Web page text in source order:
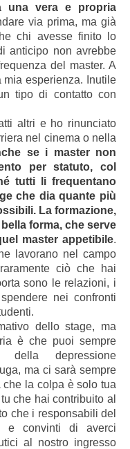
una vera e propria
via prima, ma già
chi avesse finito lo
anticipo non avrebbe
del master. A
esperienza. Inutile
tipo di contatto con
altri e ho rinunciato
nel cinema o nella
se i master non
per statuto, col
tutti li frequentano
che dia quante più
La formazione,
forma, che serve
master appetibile.
lavorano nel campo
ciò che hai
sono le relazioni, i
nei confronti
dello stage, ma
è che puoi sempre
della depressione
ma ci sarà sempre
la colpa è solo tua
che hai contribuito al
che i responsabili del
e convinti di averci
al nostro ingresso